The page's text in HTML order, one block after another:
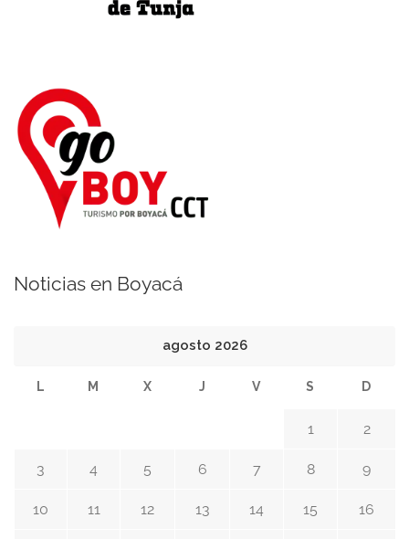
Noticias en Boyacá
agosto 2026
L M X J V S D
1 2
3 4 5 6 7 8 9
10 11 12 13 14 15 16